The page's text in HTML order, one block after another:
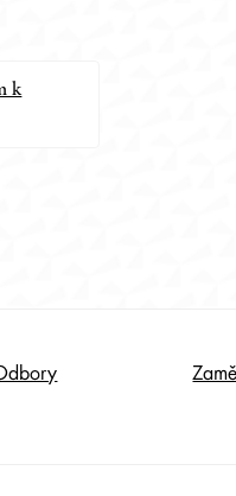
k